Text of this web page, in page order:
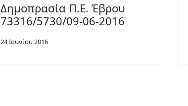
Δημοπρασία Π.Ε. Έβρου
73316/5730/09-06-2016
24 Ιουνίου 2016